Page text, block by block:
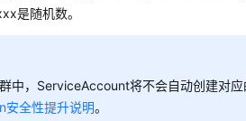
是随机数。
中，ServiceAccount将不会自动创建对
全性提升说明。